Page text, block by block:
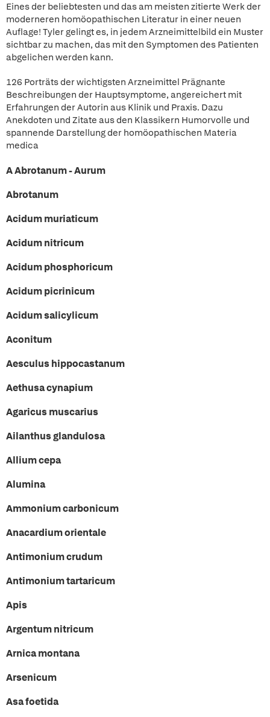
Eines der beliebtesten und das am meisten zitierte Werk der
moderneren homöopathischen Literatur in einer neuen
Auflage! Tyler gelingt es, in jedem Arzneimittelbild ein Muster
sichtbar zu machen, das mit den Symptomen des Patienten
abgelichen werden kann.
126 Porträts der wichtigsten Arzneimittel Prägnante
Beschreibungen der Hauptsymptome, angereichert mit
Erfahrungen der Autorin aus Klinik und Praxis. Dazu
Anekdoten und Zitate aus den Klassikern Humorvolle und
spannende Darstellung der homöopathischen Materia
medica
A Abrotanum - Aurum
Abrotanum
Acidum muriaticum
Acidum nitricum
Acidum phosphoricum
Acidum picrinicum
Acidum salicylicum
Aconitum
Aesculus hippocastanum
Aethusa cynapium
Agaricus muscarius
Ailanthus glandulosa
Allium cepa
Alumina
Ammonium carbonicum
Anacardium orientale
Antimonium crudum
Antimonium tartaricum
Apis
Argentum nitricum
Arnica montana
Arsenicum
Asa foetida